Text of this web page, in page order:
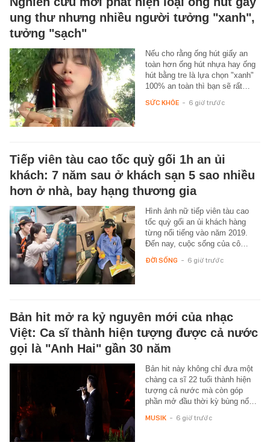
ung thư nhưng nhiều người tưởng "xanh",
tưởng "sạch"
Nếu cho rằng ống hút giấy an
toàn hơn ống hút nhựa hay ống
hút bằng tre là lựa chọn "xanh"
100% an toàn thì bạn sẽ rất…
SỨC KHỎE - 6 giờ trước
Tiếp viên tàu cao tốc quỳ gối 1h an ủi
khách: 7 năm sau ở khách sạn 5 sao nhiều
hơn ở nhà, bay hạng thương gia
Hình ảnh nữ tiếp viên tàu cao
tốc quỳ gối an ủi khách hàng
từng nổi tiếng vào năm 2019.
Đến nay, cuộc sống của cô…
ĐỜI SỐNG - 6 giờ trước
Bản hit mở ra kỷ nguyên mới của nhạc
Việt: Ca sĩ thành hiện tượng được cả nước
gọi là "Anh Hai" gần 30 năm
Bản hit này không chỉ đưa một
chàng ca sĩ 22 tuổi thành hiện
tượng cả nước mà còn góp
phần mở đầu thời kỳ bùng nổ…
MUSIK - 6 giờ trước